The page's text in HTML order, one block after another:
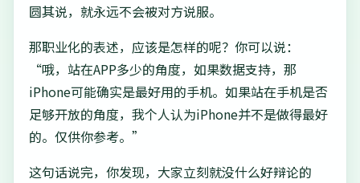
圆其说，就永远不会被对方说服。
那职业化的表述，应该是怎样的呢？你可以说：
“哦，站在APP多少的角度，如果数据支持，那
iPhone可能确实是最好用的手机。如果站在手机是否
足够开放的角度，我个人认为iPhone并不是做得最好
的。仅供你参考。”
这句话说完，你发现，大家立刻就没什么好辩论的